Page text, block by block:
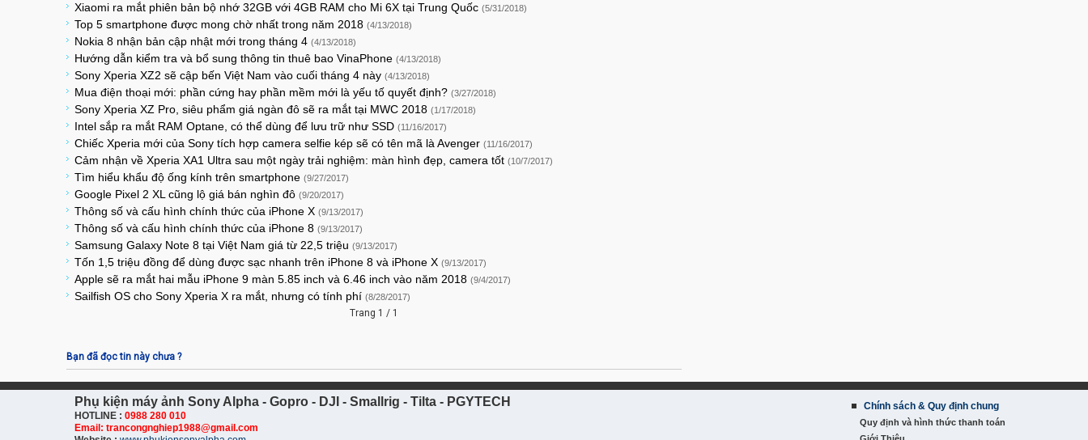
Xiaomi ra mắt phiên bản bộ nhớ 32GB với 4GB RAM cho Mi 6X tại Trung Quốc (5/31/2018)
Top 5 smartphone được mong chờ nhất trong năm 2018 (4/13/2018)
Nokia 8 nhận bản cập nhật mới trong tháng 4 (4/13/2018)
Hướng dẫn kiểm tra và bổ sung thông tin thuê bao VinaPhone (4/13/2018)
Sony Xperia XZ2 sẽ cập bến Việt Nam vào cuối tháng 4 này (4/13/2018)
Mua điện thoại mới: phần cứng hay phần mềm mới là yếu tố quyết định? (3/27/2018)
Sony Xperia XZ Pro, siêu phẩm giá ngàn đô sẽ ra mắt tại MWC 2018 (1/17/2018)
Intel sắp ra mắt RAM Optane, có thể dùng để lưu trữ như SSD (11/16/2017)
Chiếc Xperia mới của Sony tích hợp camera selfie kép sẽ có tên mã là Avenger (11/16/2017)
Cảm nhận về Xperia XA1 Ultra sau một ngày trải nghiệm: màn hình đẹp, camera tốt (10/7/2017)
Tìm hiểu khẩu độ ống kính trên smartphone (9/27/2017)
Google Pixel 2 XL cũng lộ giá bán nghìn đô (9/20/2017)
Thông số và cấu hình chính thức của iPhone X (9/13/2017)
Thông số và cấu hình chính thức của iPhone 8 (9/13/2017)
Samsung Galaxy Note 8 tại Việt Nam giá từ 22,5 triệu (9/13/2017)
Tốn 1,5 triệu đồng để dùng được sạc nhanh trên iPhone 8 và iPhone X (9/13/2017)
Apple sẽ ra mắt hai mẫu iPhone 9 màn 5.85 inch và 6.46 inch vào năm 2018 (9/4/2017)
Sailfish OS cho Sony Xperia X ra mắt, nhưng có tính phí (8/28/2017)
Trang 1 / 1
Bạn đã đọc tin này chưa ?
Phụ kiện máy ảnh Sony Alpha - Gopro - DJI - Smallrig - Tilta - PGYTECH
HOTLINE : 0988 280 010
Email: trancongnghiep1988@gmail.com
Chính sách & Quy định chung
Quy định và hình thức thanh toán